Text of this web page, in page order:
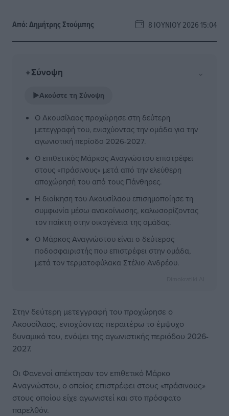
Από:Δημήτρης Στούμπης 8 ΙΟΥΝΊΟΥ 2026 15:04
✦Σύνοψη ⌄
▶Ακούστε τη Σύνοψη
Ο Ακουσίλαος προχώρησε στη δεύτερη
μετεγγραφή του, ενισχύοντας την ομάδα για την
αγωνιστική περίοδο 2026-2027.
Ο επιθετικός Μάρκος Αναγνώστου επιστρέφει
στους «πράσινους» μετά από την ελεύθερη
αποχώρησή του από τους Πάνθηρες.
Η διοίκηση του Ακουσίλαου επισημοποίησε τη
συμφωνία μέσω ανακοίνωσης, καλωσορίζοντας
τον παίκτη στην οικογένεια της ομάδας.
Ο Μάρκος Αναγνώστου είναι ο δεύτερος
ποδοσφαιριστής που επιστρέφει στην ομάδα,
μετά τον τερματοφύλακα Στέλιο Ανδρέου.
Στην δεύτερη μετεγγραφή του προχώρησε ο
Ακουσίλαος, ενισχύοντας περαιτέρω το έμψυχο
δυναμικό του, ενόψει της αγωνιστικής περιόδου 2026-
2027.
Οι Φανενοί απέκτησαν τον επιθετικό Μάρκο
Αναγνώστου, ο οποίος επιστρέφει στους «πράσινους»
στους οποίου είχε αγωνιστεί και στο πρόσφατο
παρελθόν.